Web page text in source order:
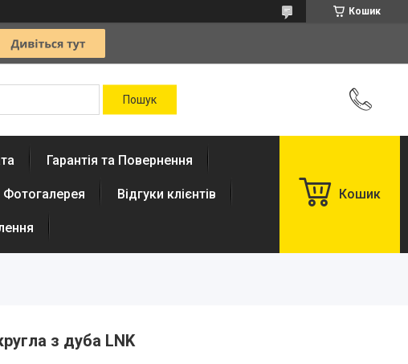
Кошик
Гарантія та Повернення
Фотогалерея Відгуки клієнтів Кошик
з дуба LNK